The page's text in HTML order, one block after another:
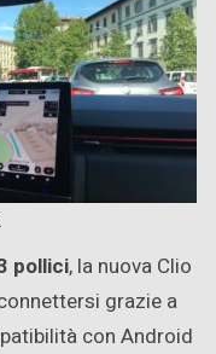
pollici, la nuova Clio
grazie a
con Android